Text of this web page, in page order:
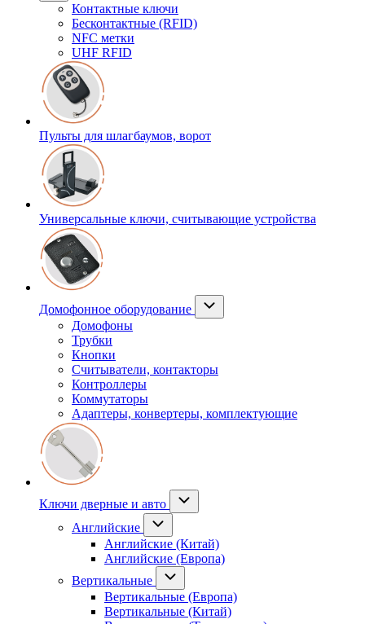
Контактные ключи
Бесконтактные (RFID)
NFC метки
UHF RFID
Пульты для шлагбаумов, ворот
Универсальные ключи, считывающие устройства
Домофонное оборудование
Домофоны
Трубки
Кнопки
Считыватели, контакторы
Контроллеры
Коммутаторы
Адаптеры, конвертеры, комплектующие
Ключи дверные и авто
Английские
Английские (Китай)
Английские (Европа)
Вертикальные
Вертикальные (Европа)
Вертикальные (Китай)